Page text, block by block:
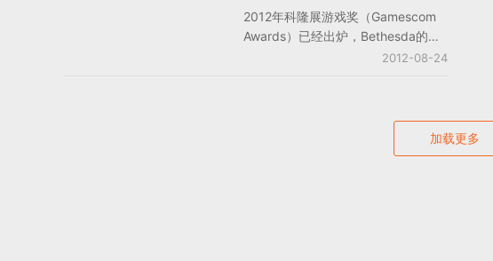
2012年科隆展游戏奖（Gamescom
Awards）已经出炉，Bethesda的
Dishonored和育碧的Rayman2012-08-24
加载更多